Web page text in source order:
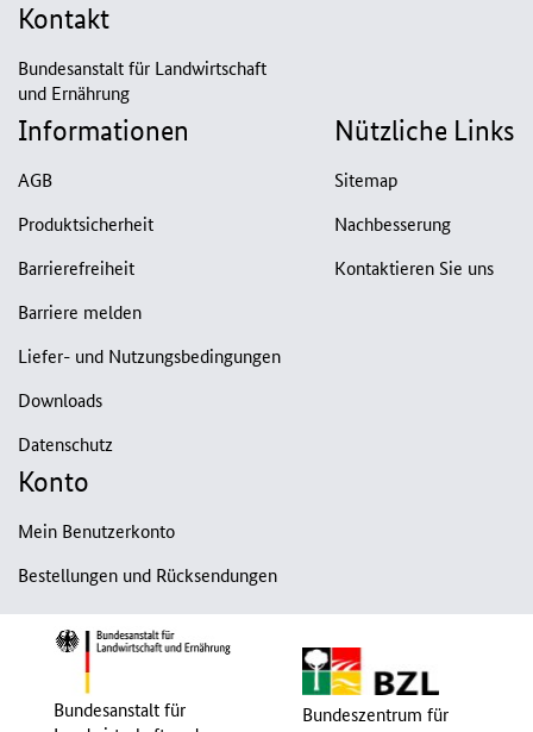
Kontakt
Bundesanstalt für Landwirtschaft
und Ernährung
Informationen
AGB
Produktsicherheit
Barrierefreiheit
Barriere melden
Liefer- und Nutzungsbedingungen
Downloads
Datenschutz
Nützliche Links
Sitemap
Nachbesserung
Kontaktieren Sie uns
Konto
Mein Benutzerkonto
Bestellungen und Rücksendungen
Bundesanstalt für
Bundeszentrum für